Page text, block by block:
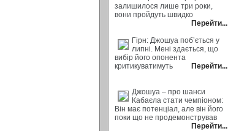
залишилося лише три роки,
вони пройдуть швидко
Перейти...
Гірн: Джошуа поб’ється у
липні. Мені здається, що
вибір його опонента
критикуватимуть
Перейти...
Джошуа – про шанси
Кабаєла стати чемпіоном:
Він має потенціал, але він його
поки що не продемонстрував
Перейти...